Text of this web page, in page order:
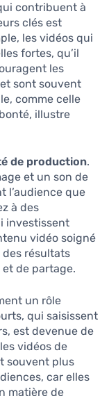
contribuent à
clés est
les vidéos qui
fortes, qu’il
les
sont souvent
comme celle
illustre
de production.
et un son de
l’audience que
à des
investissent
vidéo soigné
résultats
de partage.
un rôle
qui saisissent
est devenue de
vidéos de
souvent plus
car elles
matière de